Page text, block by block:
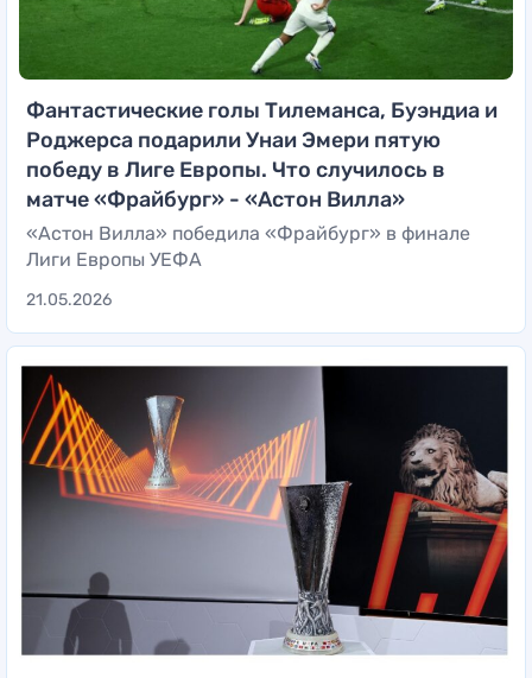
Фантастические голы Тилеманса, Буэндиа и
Роджерса подарили Унаи Эмери пятую
победу в Лиге Европы. Что случилось в
матче «Фрайбург» - «Астон Вилла»
«Астон Вилла» победила «Фрайбург» в финале
Лиги Европы УЕФА
21.05.2026